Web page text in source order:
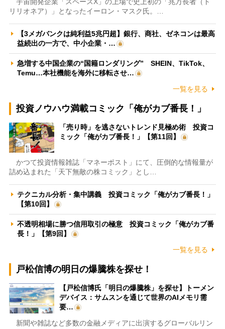
リリオネア）」となったイーロン・マスク氏。…
【3メガバンクは純利益5兆円超】銀行、商社、ゼネコンは最高
益続出の一方で、中小企業・…
急増する中国企業の“国籍ロンダリング” SHEIN、TikTok、
Temu…本社機能を海外に移転させ…
一覧を見る
投資ノウハウ満載コミック「俺がカブ番長！」
「売り時」を逃さないトレンド見極め術 投資コ
ミック「俺がカブ番長！」【第11回】
かつて投資情報雑誌「マネーポスト」にて、圧倒的な情報量が
詰め込まれた「天下無敵の株コミック」とし…
テクニカル分析・集中講義 投資コミック「俺がカブ番長！」
【第10回】
不透明相場に勝つ信用取引の極意 投資コミック「俺がカブ番
長！」【第9回】
一覧を見る
戸松信博の明日の爆騰株を探せ！
【戸松信博氏「明日の爆騰株」を探せ】トーメン
デバイス：サムスンを通じて世界のAIメモリ需
要…
新聞や雑誌など多数の金融メディアに出演するグローバルリン